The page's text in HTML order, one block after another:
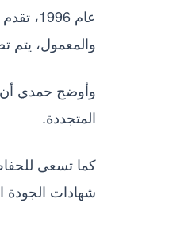
عام
والمعمول، يتم
وأوضح حمدي أن
المتجددة.
كما تسعى
شهادات الجودة